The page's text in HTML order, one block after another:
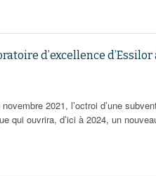
d’excellence d’Essilor
2021, l’octroi d’une
qui ouvrira, d’ici à 2024, un